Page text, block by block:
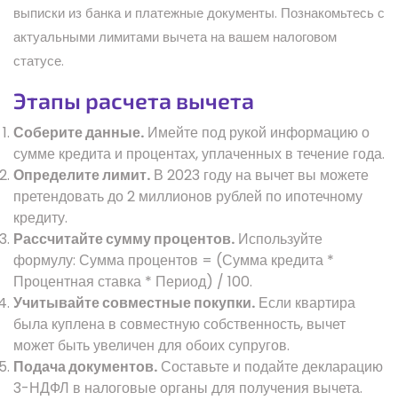
выписки из банка и платежные документы. Познакомьтесь с
актуальными лимитами вычета на вашем налоговом
статусе.
Этапы расчета вычета
Соберите данные. Имейте под рукой информацию о
сумме кредита и процентах, уплаченных в течение года.
Определите лимит. В 2023 году на вычет вы можете
претендовать до 2 миллионов рублей по ипотечному
кредиту.
Рассчитайте сумму процентов. Используйте
формулу: Сумма процентов = (Сумма кредита *
Процентная ставка * Период) / 100.
Учитывайте совместные покупки. Если квартира
была куплена в совместную собственность, вычет
может быть увеличен для обоих супругов.
Подача документов. Составьте и подайте декларацию
3-НДФЛ в налоговые органы для получения вычета.